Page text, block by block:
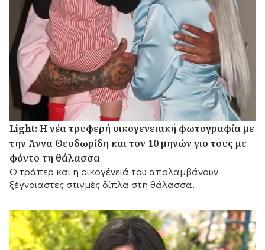
Light: Η νέα τρυφερή οικογενειακή φωτογραφία με
την Άννα Θεοδωρίδη και τον 10 μηνών γιο τους με
φόντο τη θάλασσα
Ο τράπερ και η οικογένειά του απολαμβάνουν
ξέγνοιαστες στιγμές δίπλα στη θάλασσα.